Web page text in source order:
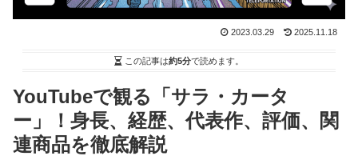
2023.03.29 2025.11.18
この記事は約5分で読めます。
YouTubeで観る「サラ・カータ
ー」！身長、経歴、代表作、評価、関
連商品を徹底解説